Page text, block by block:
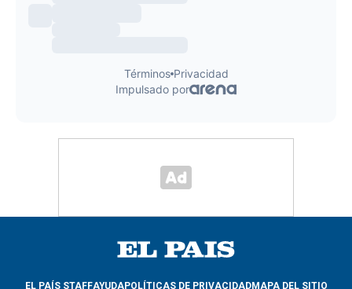
EL PAÍS STAFFAYUDAPOLÍTICAS DE PRIVACIDADMAPA DEL SITIO